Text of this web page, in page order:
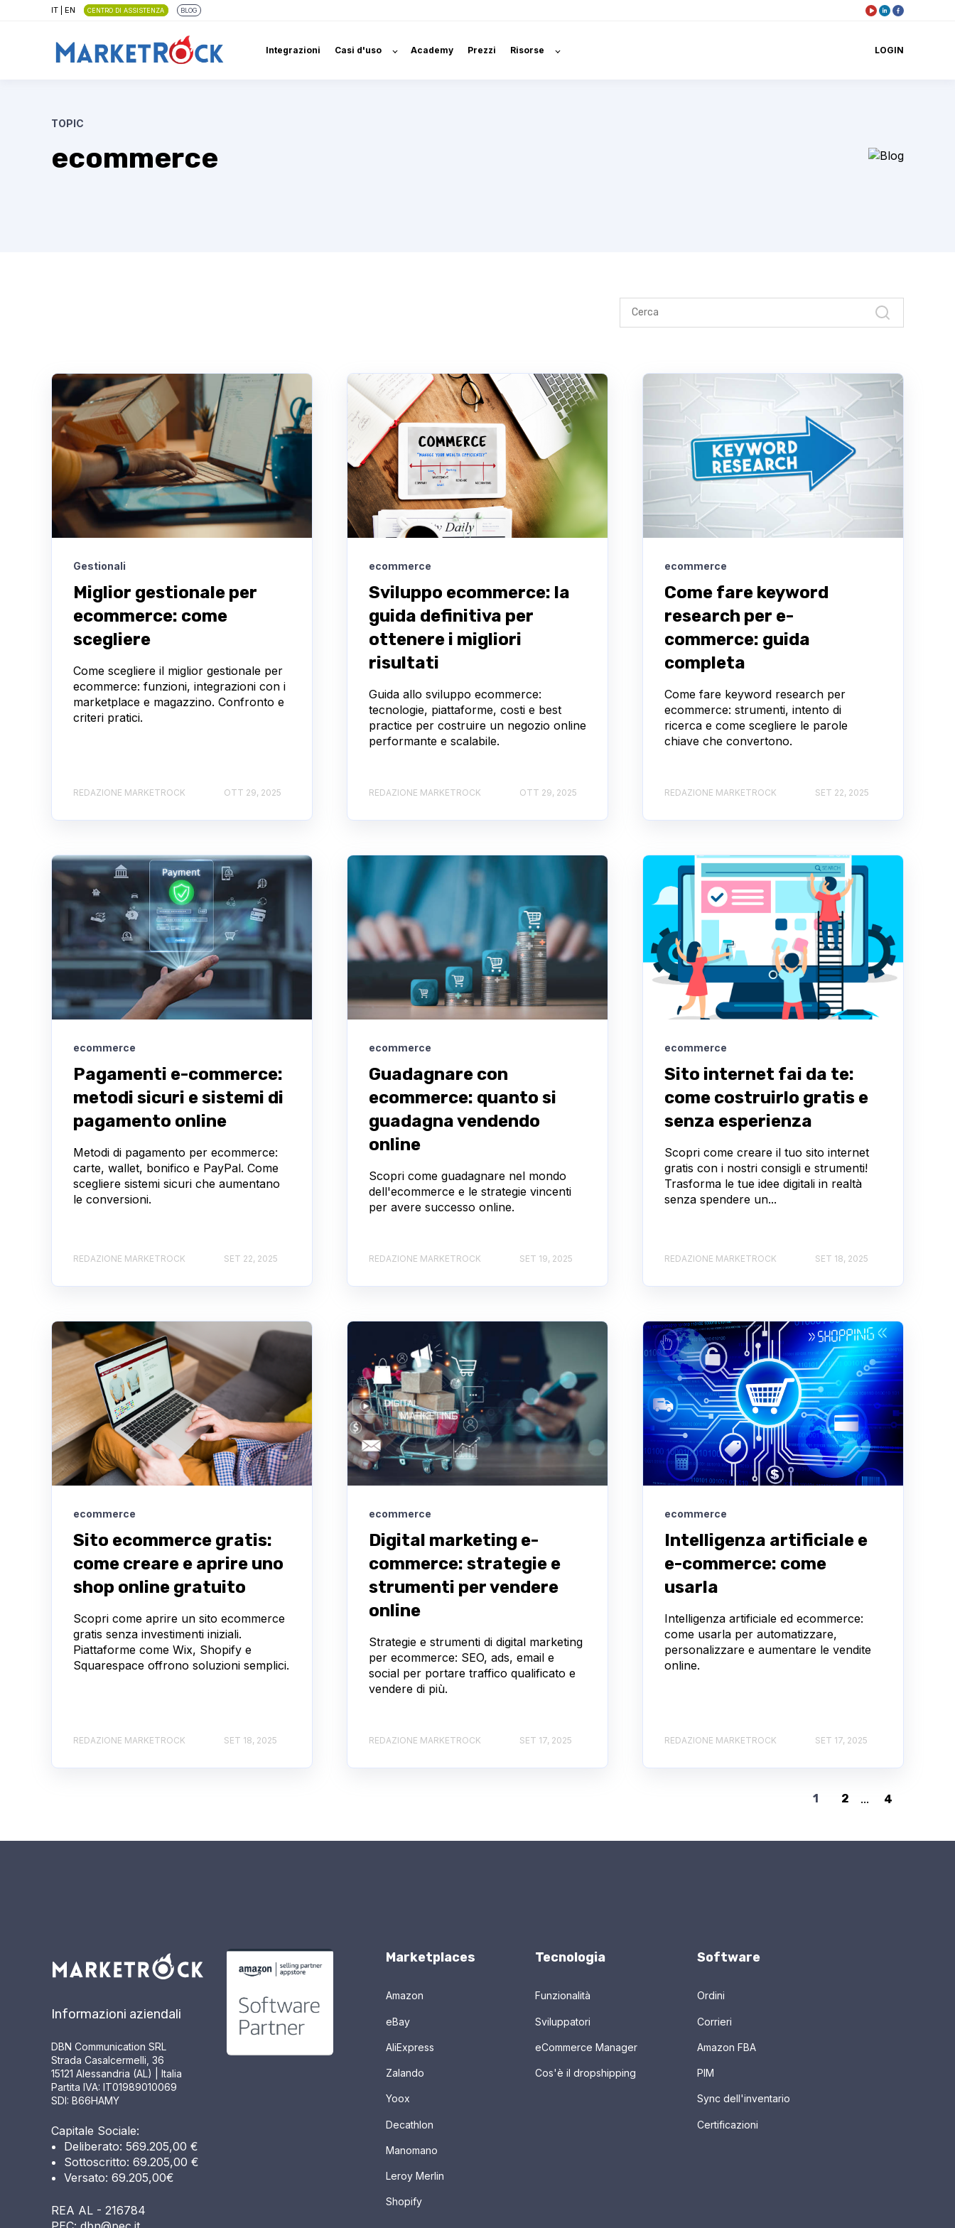
IT EN CENTRO DI ASSISTENZA BLOG
Integrazioni Casi d'uso Academy Prezzi Risorse LOGIN
TOPIC
ecommerce
Gestionali
Miglior gestionale per
ecommerce: come
scegliere
Come scegliere il miglior gestionale per
ecommerce: funzioni, integrazioni con i
marketplace e magazzino. Confronto e
criteri pratici.
REDAZIONE MARKETROCK OTT 29, 2025
ecommerce
Sviluppo ecommerce: la
guida definitiva per
ottenere i migliori
risultati
Guida allo sviluppo ecommerce:
tecnologie, piattaforme, costi e best
practice per costruire un negozio online
performante e scalabile.
REDAZIONE MARKETROCK OTT 29, 2025
ecommerce
Come fare keyword
research per e-
commerce: guida
completa
Come fare keyword research per
ecommerce: strumenti, intento di
ricerca e come scegliere le parole
chiave che convertono.
REDAZIONE MARKETROCK SET 22, 2025
ecommerce
Pagamenti e-commerce:
metodi sicuri e sistemi di
pagamento online
Metodi di pagamento per ecommerce:
carte, wallet, bonifico e PayPal. Come
scegliere sistemi sicuri che aumentano
le conversioni.
REDAZIONE MARKETROCK SET 22, 2025
ecommerce
Guadagnare con
ecommerce: quanto si
guadagna vendendo
online
Scopri come guadagnare nel mondo
dell'ecommerce e le strategie vincenti
per avere successo online.
REDAZIONE MARKETROCK SET 19, 2025
ecommerce
Sito internet fai da te:
come costruirlo gratis e
senza esperienza
Scopri come creare il tuo sito internet
gratis con i nostri consigli e strumenti!
Trasforma le tue idee digitali in realtà
senza spendere un...
REDAZIONE MARKETROCK SET 18, 2025
ecommerce
Sito ecommerce gratis:
come creare e aprire uno
shop online gratuito
Scopri come aprire un sito ecommerce
gratis senza investimenti iniziali.
Piattaforme come Wix, Shopify e
Squarespace offrono soluzioni semplici.
REDAZIONE MARKETROCK SET 18, 2025
ecommerce
Digital marketing e-
commerce: strategie e
strumenti per vendere
online
Strategie e strumenti di digital marketing
per ecommerce: SEO, ads, email e
social per portare traffico qualificato e
vendere di più.
REDAZIONE MARKETROCK SET 17, 2025
ecommerce
Intelligenza artificiale e
e-commerce: come
usarla
Intelligenza artificiale ed ecommerce:
come usarla per automatizzare,
personalizzare e aumentare le vendite
online.
REDAZIONE MARKETROCK SET 17, 2025
1 2 ... 4
Informazioni aziendali
DBN Communication SRL
Strada Casalcermelli, 36
15121 Alessandria (AL) | Italia
Partita IVA: IT01989010069
SDI: B66HAMY
Capitale Sociale:
Deliberato: 569.205,00 €
Sottoscritto: 69.205,00 €
Versato: 69.205,00€
REA AL - 216784
Marketplaces
Amazon
eBay
AliExpress
Zalando
Yoox
Decathlon
Manomano
Leroy Merlin
Shopify
Tecnologia
Funzionalità
Sviluppatori
eCommerce Manager
Cos'è il dropshipping
Software
Ordini
Corrieri
Amazon FBA
PIM
Sync dell'inventario
Certificazioni